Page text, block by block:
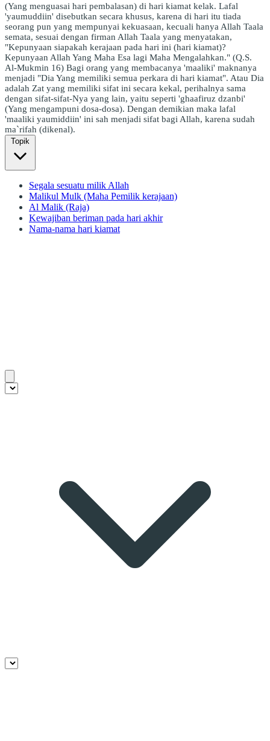
(Yang menguasai hari pembalasan) di hari kiamat kelak. Lafal
'yaumuddiin' disebutkan secara khusus, karena di hari itu tiada
seorang pun yang mempunyai kekuasaan, kecuali hanya Allah Taala
semata, sesuai dengan firman Allah Taala yang menyatakan,
"Kepunyaan siapakah kerajaan pada hari ini (hari kiamat)?
Kepunyaan Allah Yang Maha Esa lagi Maha Mengalahkan." (Q.S.
Al-Mukmin 16) Bagi orang yang membacanya 'maaliki' maknanya
menjadi "Dia Yang memiliki semua perkara di hari kiamat". Atau Dia
adalah Zat yang memiliki sifat ini secara kekal, perihalnya sama
dengan sifat-sifat-Nya yang lain, yaitu seperti 'ghaafiruz dzanbi'
(Yang mengampuni dosa-dosa). Dengan demikian maka lafal
'maaliki yaumiddiin' ini sah menjadi sifat bagi Allah, karena sudah
ma`rifah (dikenal).
Topik
Segala sesuatu milik Allah
Malikul Mulk (Maha Pemilik kerajaan)
Al Malik (Raja)
Kewajiban beriman pada hari akhir
Nama-nama hari kiamat